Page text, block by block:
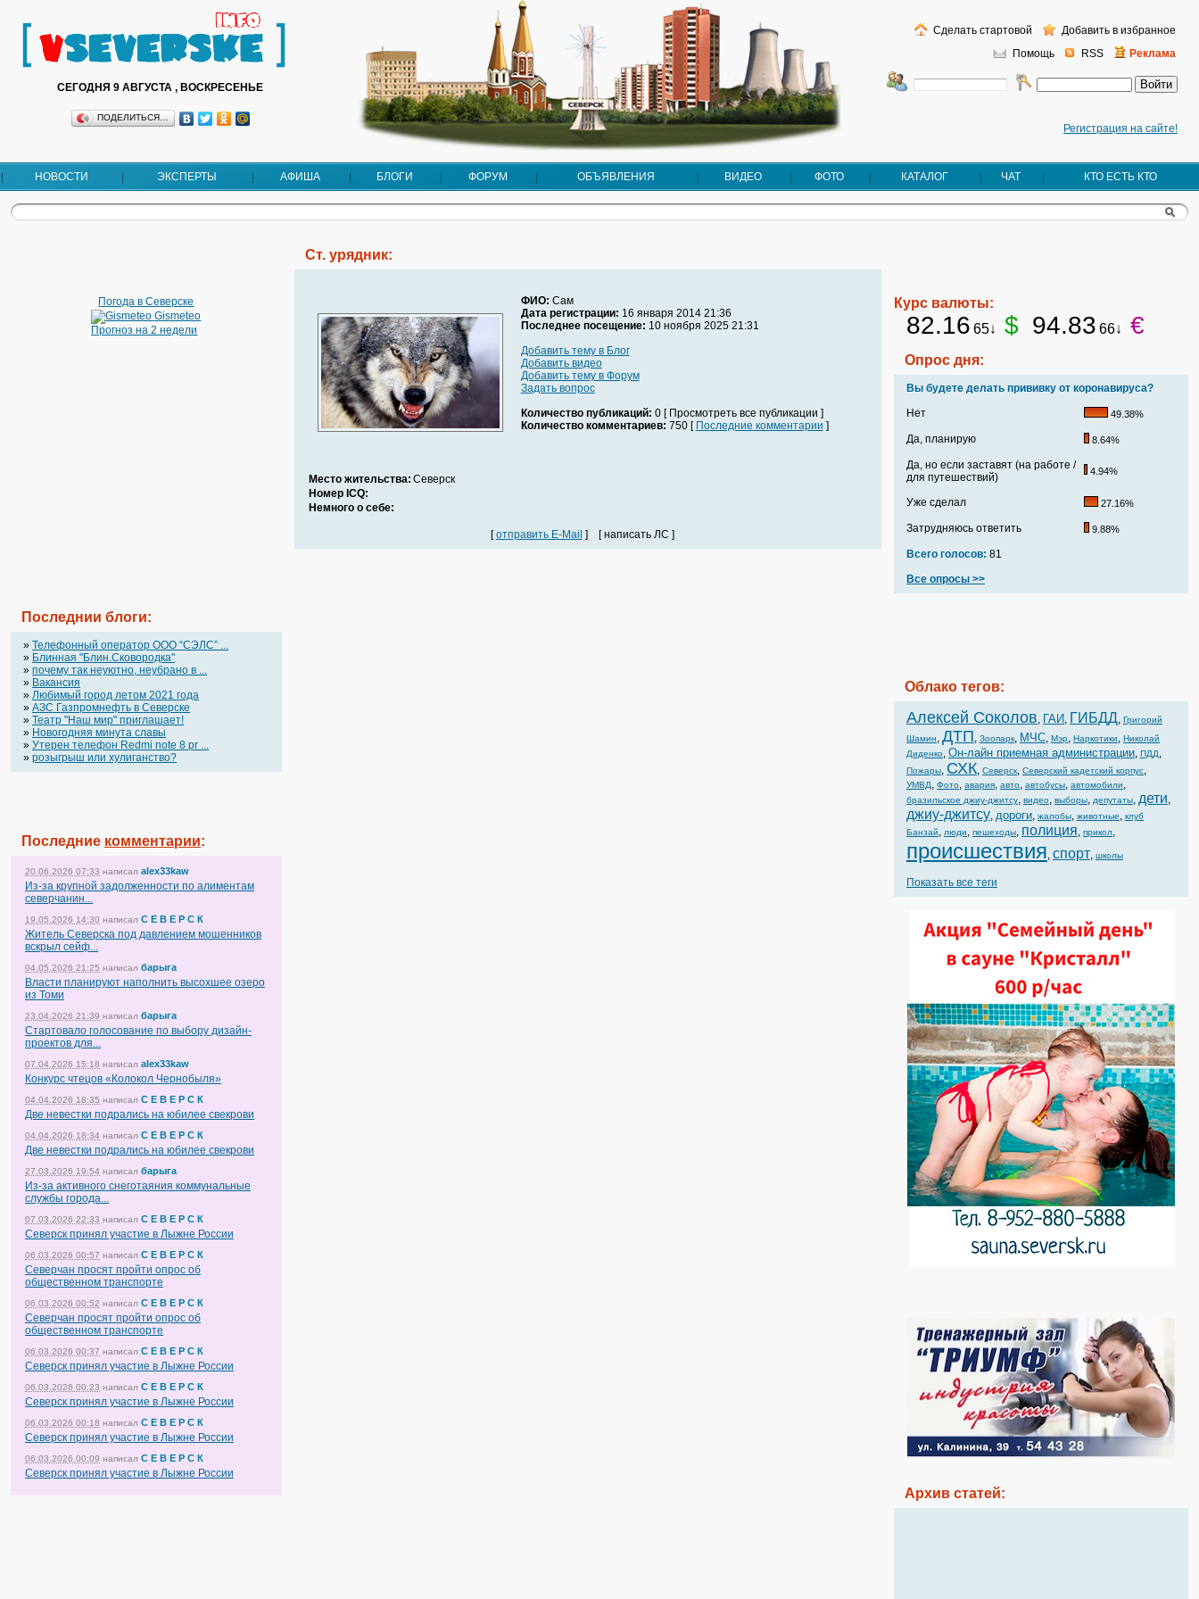
СЕГОДНЯ 9 АВГУСТА , ВОСКРЕСЕНЬЕ
ПОДЕЛИТЬСЯ…
Регистрация на сайте!
Помощь RSS Реклама
Сделать стартовой Добавить в избранное
НОВОСТИ ЭКСПЕРТЫ АФИША БЛОГИ ФОРУМ ОБЪЯВЛЕНИЯ ВИДЕО ФОТО КАТАЛОГ ЧАТ КТО ЕСТЬ КТО
Погода в Северске
Gismeteo
Прогноз на 2 недели
Последнии блоги:
» Телефонный оператор OOO “СЭЛС” ...
» Блинная "Блин.Сковородка"
» почему так неуютно, неубрано в ...
» Вакансия
» Любимый город летом 2021 года
» АЗС Газпромнефть в Северске
» Театр "Наш мир" приглашает!
» Новогодняя минута славы
» Утерен телефон Redmi note 8 pr ...
» розыгрыш или хулиганство?
Последние комментарии:
20.06.2026 07:33 написал alex33kaw
Из-за крупной задолженности по алиментам
северчанин...
19.05.2026 14:30 написал С Е В Е Р С К
Житель Северска под давлением мошенников
вскрыл сейф...
04.05.2026 21:25 написал барыга
Власти планируют наполнить высохшее озеро
из Томи
23.04.2026 21:39 написал барыга
Стартовало голосование по выбору дизайн-
проектов для...
07.04.2026 15:18 написал alex33kaw
Конкурс чтецов «Колокол Чернобыля»
04.04.2026 18:35 написал С Е В Е Р С К
Две невестки подрались на юбилее свекрови
04.04.2026 18:34 написал С Е В Е Р С К
Две невестки подрались на юбилее свекрови
27.03.2026 19:54 написал барыга
Из-за активного снеготаяния коммунальные
службы города...
07.03.2026 22:33 написал С Е В Е Р С К
Северск принял участие в Лыжне России
06.03.2026 00:57 написал С Е В Е Р С К
Северчан просят пройти опрос об
общественном транспорте
06.03.2026 00:52 написал С Е В Е Р С К
Северчан просят пройти опрос об
общественном транспорте
06.03.2026 00:37 написал С Е В Е Р С К
Северск принял участие в Лыжне России
06.03.2026 00:23 написал С Е В Е Р С К
Северск принял участие в Лыжне России
06.03.2026 00:18 написал С Е В Е Р С К
Северск принял участие в Лыжне России
06.03.2026 00:09 написал С Е В Е Р С К
Северск принял участие в Лыжне России
Ст. урядник:
ФИО: Сам
Дата регистрации: 16 января 2014 21:36
Последнее посещение: 10 ноября 2025 21:31
Добавить тему в Блог
Добавить видео
Добавить тему в Форум
Задать вопрос
Количество публикаций: 0 [ Просмотреть все публикации ]
Количество комментариев: 750 [ Последние комментарии ]
Место жительства: Северск
Номер ICQ:
Немного о себе:
[отправить E-Mail ] [ написать ЛС ]
Курс валюты:
82.16 65↓ $ 94.83 66↓ €
Опрос дня:
Вы будете делать прививку от коронавируса?
Нет
49.38%
Да, планирую 8.64%
Да, но если заставят (на работе /
для путешествий)
4.94%
Уже сделал 27.16%
Затрудняюсь ответить 9.88%
Всего голосов: 81
Все опросы >>
Облако тегов:
Алексей Соколов, ГАИ, ГИБДД, Григорий
Шамин, ДТП, Зоопарк, МЧС, Мэр, Наркотики, Николай
Диденко, Он-лайн приемная администрации, ПДД,
Пожары, СХК, Северск, Северский кадетский корпус,
УМВД, Фото, авария, авто, автобусы, автомобили,
бразильское джиу-джитсу, видео, выборы, депутаты, дети,
джиу-джитсу, дороги, жалобы, животные, клуб
Банзай, люди, пешеходы, полиция, прикол,
происшествия, спорт, школы
Показать все теги
Архив статей: